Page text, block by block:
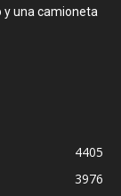
y una camioneta
4405
3976